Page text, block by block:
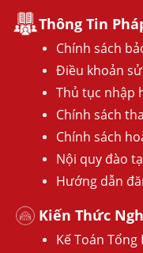
Thông Tin
Chính sách
Điều khoản
Thủ tục nhập
Chính sách
Chính sách
Nội quy đào
Hướng dẫn
Kiến Thức
Kế Toán Tổng